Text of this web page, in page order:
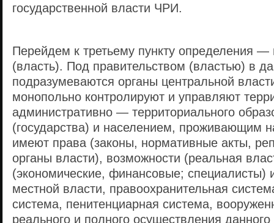
государственной власти ЧРИ.
Перейдем к третьему пункту определения —
(власть). Под правительством (властью) в
подразумеваются органы центральной
монопольно контролируют и управляют
административно — территориального
(государства) и населением, проживающим
имеют права (законы, нормативные акты,
органы власти), возможности (реальная
(экономические, финансовые; специалисты)
местной власти, правоохранительная
система, пенитенциарная система,
реального и полного осуществления